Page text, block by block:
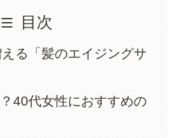
目次
る「髪のエイジングサ
40代女性におすすめの